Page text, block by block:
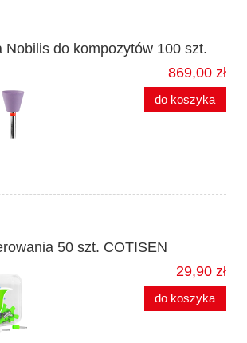
Nobilis do kompozytów 100 szt.
869,00 zł
do koszyka
50 szt. COTISEN
29,90 zł
do koszyka